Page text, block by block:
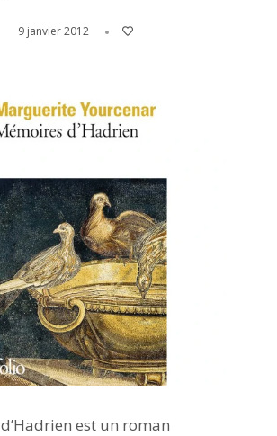
9 janvier 2012
est un roman